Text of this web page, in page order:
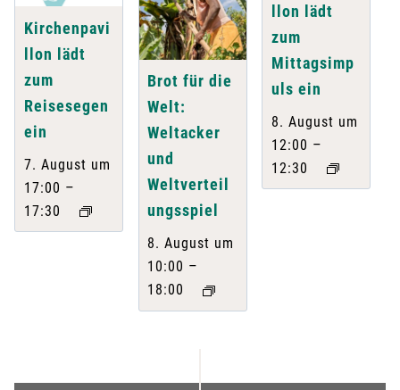
Kirchenpavi
llon lädt
zum
Reisesegen
ein
7. August um
17:00 –
17:30
Brot für die
Welt:
Weltacker
und
Weltverteil
ungsspiel
8. August um
10:00 –
18:00
llon lädt
zum
Mittagsimp
uls ein
8. August um
12:00 –
12:30